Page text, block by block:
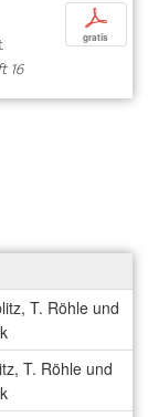
16
p
gratis
T. Röhle und
T. Röhle und